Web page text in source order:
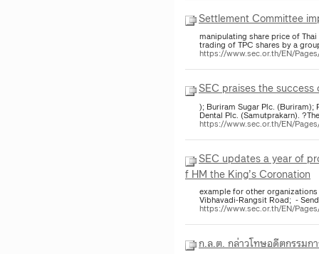
Settlement Committee
manipulating share price of Thai
trading of TPC shares by a
https://www.sec.or.th/EN/
SEC praises the
); Buriram Sugar Plc.
Dental Plc. (Samutprakarn).
https://www.sec.or.th/EN/
SEC updates a year of
f HM the King’s Coronation
example for other
Vibhavadi-Rangsit Road; -
https://www.sec.or.th/EN/
ก.ล.ต. กล่าวโทษอดีตกรรมก